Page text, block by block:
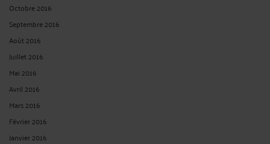
Octobre 2016
Septembre 2016
Août 2016
Juillet 2016
Mai 2016
Avril 2016
Mars 2016
Février 2016
Janvier 2016